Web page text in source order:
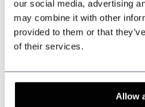
our social media, advertising
may combine it with other
provided to them or that
of their services.
Allow
Kunnen wij u helpen?
Klantenservice: openingstijden
sales@shelbybrothers.com